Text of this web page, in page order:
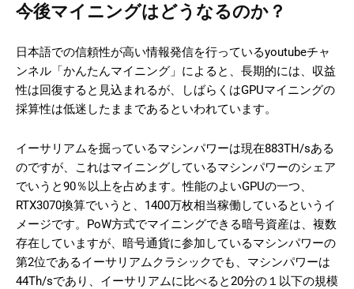
今後マイニングはどうなるのか？
日本語での信頼性が高い情報発信を行っているyoutubeチャ
ンネル「かんたんマイニング」によると、長期的には、収益
性は回復すると見込まれるが、しばらくはGPUマイニングの
採算性は低迷したままであるといわれています。
イーサリアムを掘っているマシンパワーは現在883TH/sある
のですが、これはマイニングしているマシンパワーのシェア
でいうと90％以上を占めます。性能のよいGPUの一つ、
RTX3070換算でいうと、1400万枚相当稼働しているというイ
メージです。PoW方式でマイニングできる暗号資産は、複数
存在していますが、暗号通貨に参加しているマシンパワーの
第2位であるイーサリアムクラシックでも、マシンパワーは
44Th/sであり、イーサリアムに比べると20分の１以下の規模